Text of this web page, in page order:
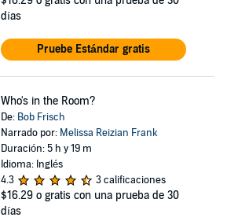
días
Pruebe Estándar gratis
Who's in the Room?
De: Bob Frisch
Narrado por: Melissa Reizian Frank
Duración: 5 h y 19 m
Idioma: Inglés
4.3
3 calificaciones
$16.29 o gratis con una prueba de 30
días